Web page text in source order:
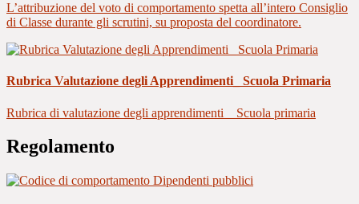
L’attribuzione del voto di comportamento spetta all’intero Consiglio
di Classe durante gli scrutini, su proposta del coordinatore.
Rubrica Valutazione degli Apprendimenti_ Scuola Primaria
Rubrica di valutazione degli apprendimenti _ Scuola primaria
Regolamento